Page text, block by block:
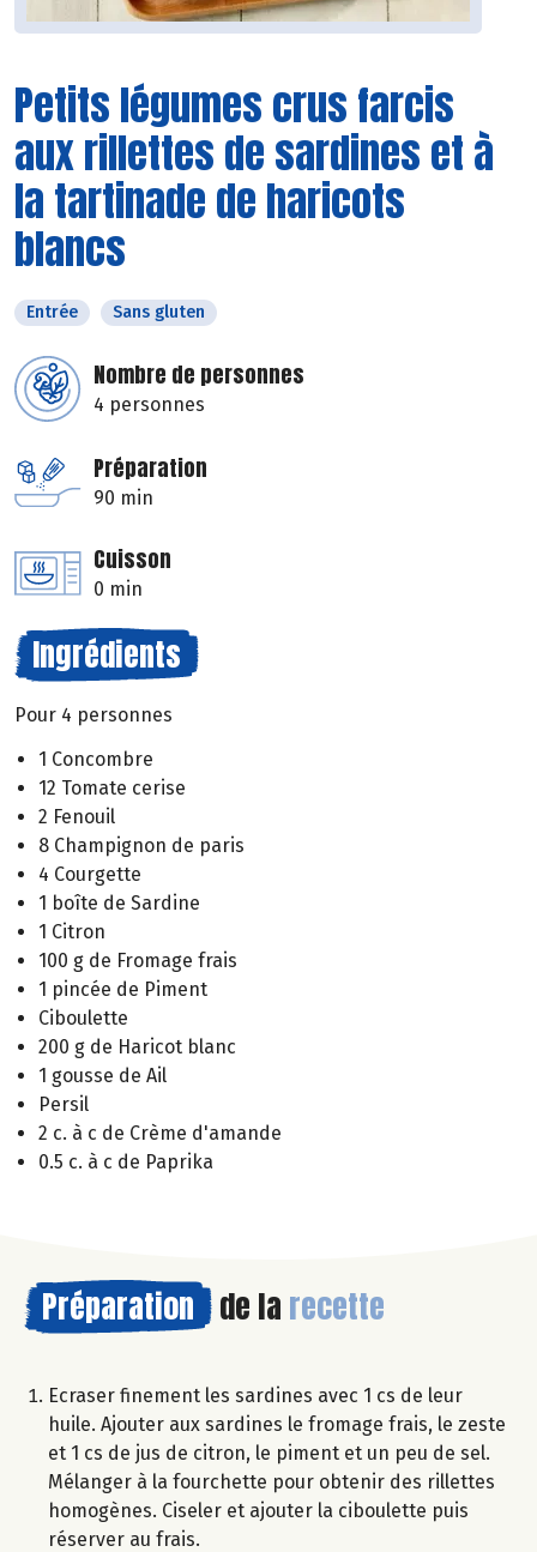
Petits légumes crus farcis
aux rillettes de sardines et à
la tartinade de haricots
blancs
Entrée Sans gluten
Nombre de personnes
4 personnes
Préparation
90 min
Cuisson
0 min
Ingrédients
Pour 4 personnes
1 Concombre
12 Tomate cerise
2 Fenouil
8 Champignon de paris
4 Courgette
1 boîte de Sardine
1 Citron
100 g de Fromage frais
1 pincée de Piment
Ciboulette
200 g de Haricot blanc
1 gousse de Ail
Persil
2 c. à c de Crème d'amande
0.5 c. à c de Paprika
Préparation de la recette
Ecraser finement les sardines avec 1 cs de leur
huile. Ajouter aux sardines le fromage frais, le zeste
et 1 cs de jus de citron, le piment et un peu de sel.
Mélanger à la fourchette pour obtenir des rillettes
homogènes. Ciseler et ajouter la ciboulette puis
réserver au frais.